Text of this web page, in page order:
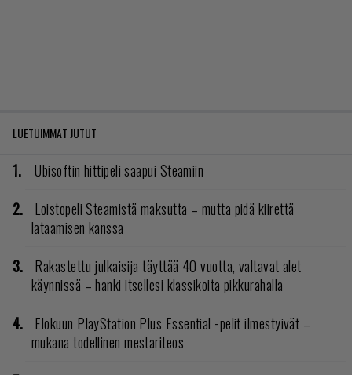
LUETUIMMAT JUTUT
Ubisoftin hittipeli saapui Steamiin
Loistopeli Steamistä maksutta – mutta pidä kiirettä
lataamisen kanssa
Rakastettu julkaisija täyttää 40 vuotta, valtavat alet
käynnissä – hanki itsellesi klassikoita pikkurahalla
Elokuun PlayStation Plus Essential -pelit ilmestyivät –
mukana todellinen mestariteos